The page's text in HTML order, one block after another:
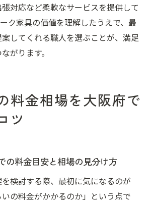
対応など柔軟なサービスを提供して
ク家具の価値を理解したうえで、最
してくれる職人を選ぶことが、満足
がります。
料金相場を大阪府で
ツ
の料金目安と相場の見分け方
検討する際、最初に気になるのが
いの料金がかかるのか」という点で